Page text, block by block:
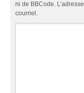
ni de BBCode.
courriel.